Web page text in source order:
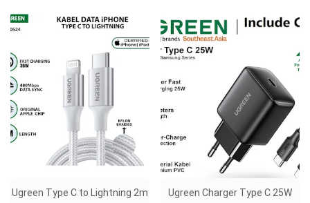
Ugreen Type C to Lightning 2m Ugreen Charger Type C 25W